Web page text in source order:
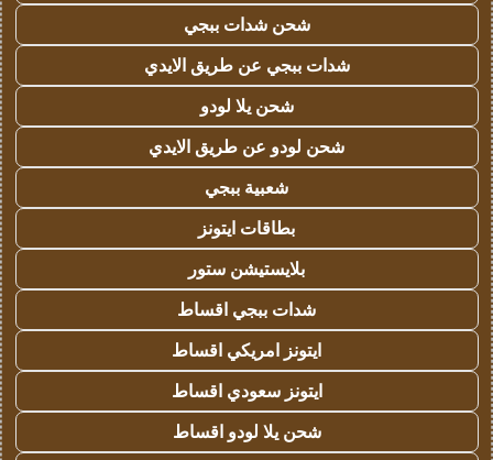
شحن شدات ببجي
شدات ببجي عن طريق الايدي
شحن يلا لودو
شحن لودو عن طريق الايدي
شعبية ببجي
بطاقات ايتونز
بلايستيشن ستور
شدات ببجي اقساط
ايتونز امريكي اقساط
ايتونز سعودي اقساط
شحن يلا لودو اقساط